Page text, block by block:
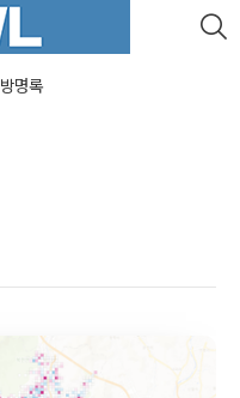
방명록